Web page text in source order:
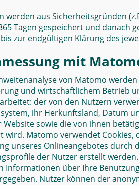
werden aus Sicherheitsgründen
Tagen gespeichert und danach
zur endgültigen Klärung des
mit
von Matomo
und wirtschaftlichem Betrieb
der von den Nutzern
ihr Herkunftsland, Datum
sowie die von ihnen
wird. Matomo verwendet
unseres Onlineangebotes
der Nutzer erstellt
Informationen über Ihre
Nutzer können der